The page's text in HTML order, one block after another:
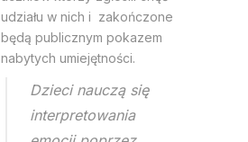
udziału w nich i zakończone
będą publicznym pokazem
nabytych umiejętności.
Dzieci nauczą się
interpretowania